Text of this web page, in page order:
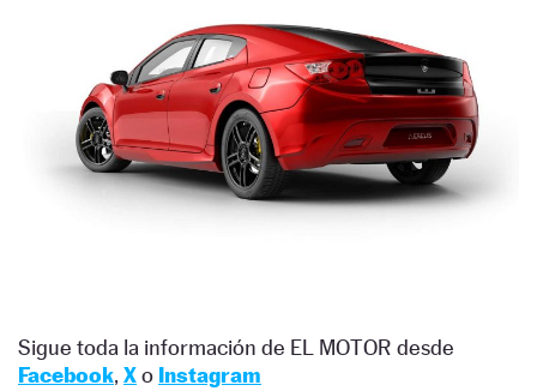
Sigue toda la información de EL MOTOR desde
Facebook, Xo Instagram